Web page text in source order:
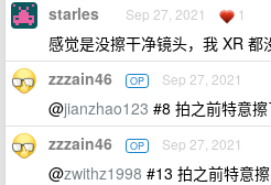
starles Sep 27, 2021 1
感觉是没擦干净镜头，我 XR 都
zzzain46 OP Sep 27, 2021
@jianzhao123 #8 拍之前特意
zzzain46 OP Sep 27, 2021
@zwithz1998 #13 拍之前特意